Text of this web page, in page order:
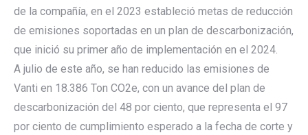
de la compañía, en el 2023 estableció metas de reducción
de emisiones soportadas en un plan de descarbonización,
que inició su primer año de implementación en el 2024.
A julio de este año, se han reducido las emisiones de
Vanti en 18.386 Ton CO2e, con un avance del plan de
descarbonización del 48 por ciento, que representa el 97
por ciento de cumplimiento esperado a la fecha de corte y